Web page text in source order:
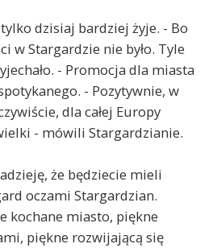
dzisiaj bardziej żyje. - Bo
w Stargardzie nie było. Tyle
- Promocja dla miasta
- Pozytywnie, w
dla całej Europy
- mówili Stargardzianie.
że będziecie mieli
oczami Stargardzian.
kochane miasto, piękne
piękne rozwijającą się